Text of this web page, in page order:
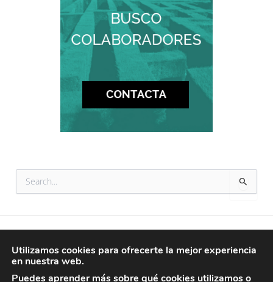
p
o
r
POLÍTICA DE PRIVACIDAD
Utilizamos cookies para ofrecerte la mejor experiencia
en nuestra web.
Puedes aprender más sobre qué cookies utilizamos o